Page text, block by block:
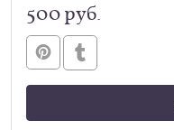
500 руб.